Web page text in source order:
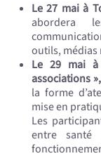
Le 27 mai à
abordera
outils, médias
Le 29 mai à
associations »,
la forme
mise en
Les
entre santé